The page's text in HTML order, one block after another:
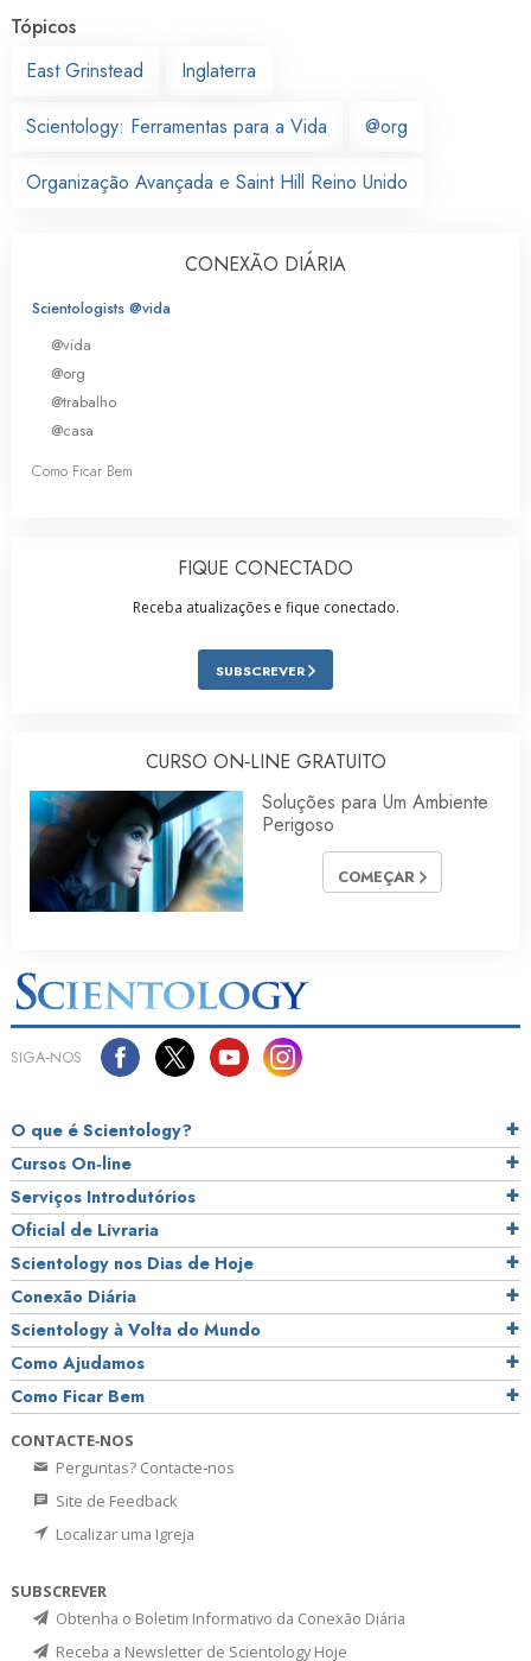
Tópicos
East Grinstead
Inglaterra
Scientology: Ferramentas para a Vida @org
Organização Avançada e Saint Hill Reino Unido
CONEXÃO DIÁRIA
Scientologists @vida
@vida
@org
@trabalho
@casa
Como Ficar Bem
FIQUE CONECTADO
Receba atualizações e fique conectado.
SUBSCREVER
CURSO ON‑LINE GRATUITO
Soluções para Um Ambiente
Perigoso
COMEÇAR
SIGA‑NOS
O que é Scientology?
Cursos On‑line
Serviços Introdutórios
Oficial de Livraria
Scientology nos Dias de Hoje
Conexão Diária
Scientology à Volta do Mundo
Como Ajudamos
Como Ficar Bem
CONTACTE‑NOS
Perguntas? Contacte‑nos
Site de Feedback
Localizar uma Igreja
SUBSCREVER
Obtenha o Boletim Informativo da Conexão Diária
Receba a Newsletter de Scientology Hoje